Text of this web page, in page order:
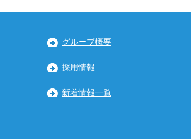
グループ概要
採用情報
新着情報一覧